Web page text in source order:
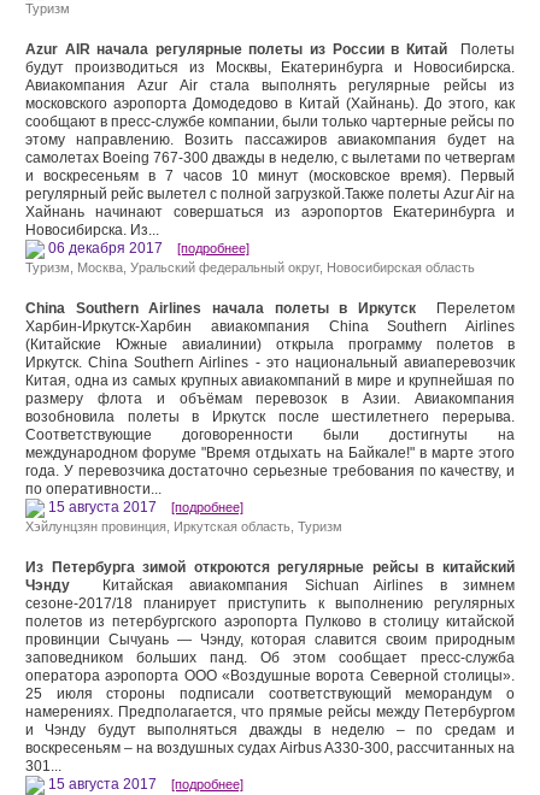
Туризм
Azur AIR начала регулярные полеты из России в КитайПолеты
будут производиться из Москвы, Екатеринбурга и Новосибирска.
Авиакомпания Azur Air стала выполнять регулярные рейсы из
московского аэропорта Домодедово в Китай (Хайнань). До этого, как
сообщают в пресс-службе компании, были только чартерные рейсы по
этому направлению. Возить пассажиров авиакомпания будет на
самолетах Boeing 767-300 дважды в неделю, с вылетами по четвергам
и воскресеньям в 7 часов 10 минут (московское время). Первый
регулярный рейс вылетел с полной загрузкой.Также полеты Azur Air на
Хайнань начинают совершаться из аэропортов Екатеринбурга и
Новосибирска. Из...
06 декабря 2017 [подробнее]
Туризм
Москва , Уральский федеральный округ, Новосибирская область
China Southern Airlines начала полеты в ИркутскПерелетом
Харбин-Иркутск-Харбин авиакомпания China Southern Airlines
(Китайские Южные авиалинии) открыла программу полетов в
Иркутск. China Southern Airlines - это национальный авиаперевозчик
Китая, одна из самых крупных авиакомпаний в мире и крупнейшая по
размеру флота и объёмам перевозок в Азии. Авиакомпания
возобновила полеты в Иркутск после шестилетнего перерыва.
Соответствующие договоренности были достигнуты на
международном форуме "Время отдыхать на Байкале!" в марте этого
года. У перевозчика достаточно серьезные требования по качеству, и
по оперативности...
15 августа 2017 [подробнее]
Хэйлунцзян провинция Иркутская область Туризм
Из Петербурга зимой откроются регулярные рейсы в китайский
Чэнду Китайская авиакомпания Sichuan Airlines в зимнем
сезоне-2017/18 планирует приступить к выполнению регулярных
полетов из петербургского аэропорта Пулково в столицу китайской
провинции Сычуань — Чэнду, которая славится своим природным
заповедником больших панд. Об этом сообщает пресс-служба
оператора аэропорта ООО «Воздушные ворота Северной столицы».
25 июля стороны подписали соответствующий меморандум о
намерениях. Предполагается, что прямые рейсы между Петербургом
и Чэнду будут выполняться дважды в неделю – по средам и
воскресеньям – на воздушных судах Airbus A330-300, рассчитанных на
301...
15 августа 2017 [подробнее]